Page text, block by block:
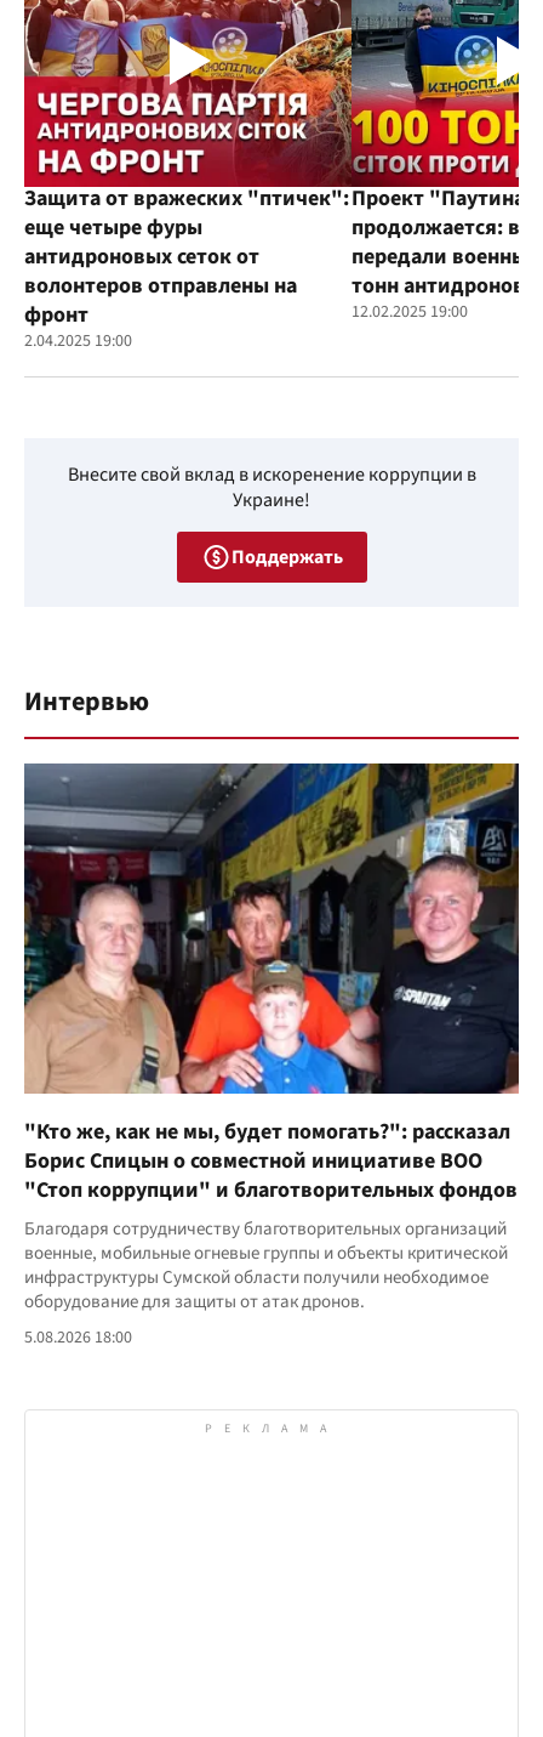
Защита от вражеских "птичек":
еще четыре фуры
антидроновых сеток от
волонтеров отправлены на
фронт
2.04.2025 19:00
Проект "Паутина"
продолжается:
передали
тонн
12.02.2025 19:00
Внесите свой вклад в искоренение коррупции в
Украине!
Поддержать
Интервью
"Кто же, как не мы, будет помогать?": рассказал
Борис Спицын о совместной инициативе ВОО
"Стоп коррупции" и благотворительных фондов
Благодаря сотрудничеству благотворительных организаций
военные, мобильные огневые группы и объекты критической
инфраструктуры Сумской области получили необходимое
оборудование для защиты от атак дронов.
5.08.2026 18:00